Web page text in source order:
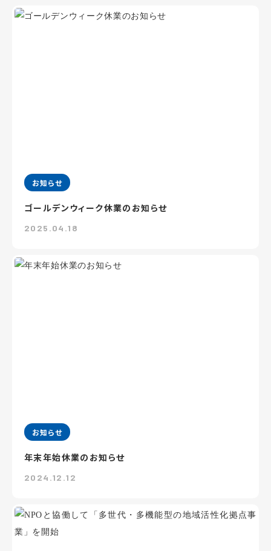
お知らせ
ゴールデンウィーク休業のお知らせ
2025.04.18
お知らせ
年末年始休業のお知らせ
2024.12.12